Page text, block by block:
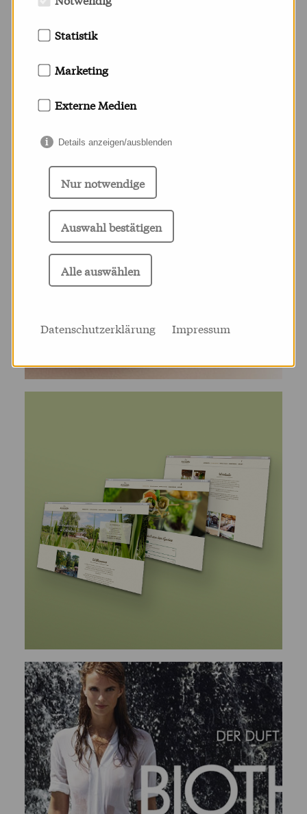
MEHR ARCHIV
Statistik
Marketing
Externe Medien
Details anzeigen/ausblenden
Nur notwendige
Auswahl bestätigen
Alle auswählen
Datenschutzerklärung Impressum